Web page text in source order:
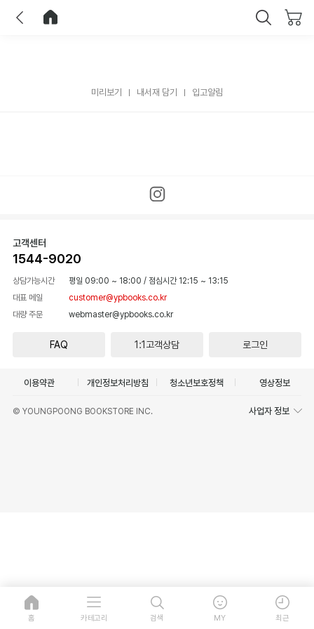
미리보기 내서재 담기 입고알림
고객센터
1544-9020
상담가능시간 평일 09:00 ~ 18:00 / 점심시간 12:15 ~ 13:15
대표 메일
customer@ypbooks.co.kr
대량 주문
webmaster@ypbooks.co.kr
FAQ 1:1고객상담 로그인
이용약관 개인정보처리방침 청소년보호정책 영상정보
© YOUNGPOONG BOOKSTORE INC. 사업자 정보
홈 카테고리 검색 MY 최근